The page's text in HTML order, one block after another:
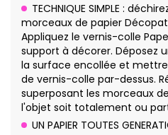
TECHNIQUE SIMPLE :
morceaux de papier
Appliquez le vernis-colle
support à décorer. Déposez
la surface encollée et
de vernis-colle par-dessus.
superposant les morceaux
l'objet soit totalement ou
UN PAPIER TOUTES